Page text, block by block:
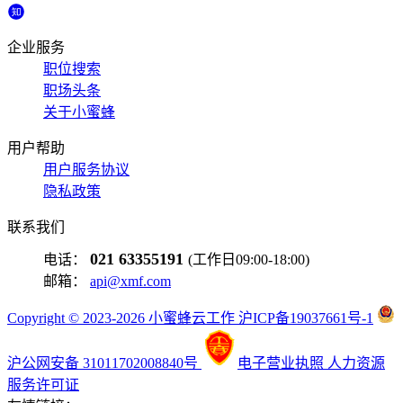
企业服务
职位搜索
职场头条
关于小蜜蜂
用户帮助
用户服务协议
隐私政策
联系我们
电话： 021 63355191 (工作日09:00-18:00)
邮箱： api@xmf.com
Copyright © 2023-2026 小蜜蜂云工作 沪ICP备19037661号-1
沪公网安备 31011702008840号 电子营业执照 人力资源
服务许可证